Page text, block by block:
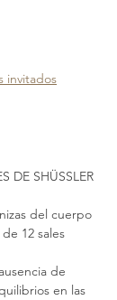
invitados
DE SHÜSSLER
del cuerpo
12 sales
de
en las